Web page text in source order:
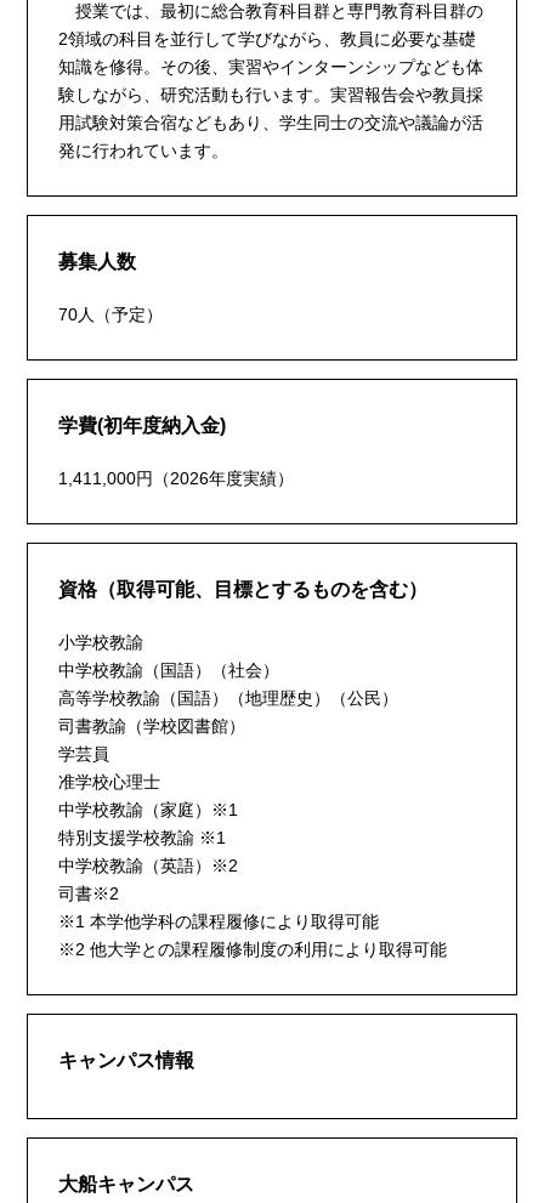
授業では、最初に総合教育科目群と専門教育科目群の
2領域の科目を並行して学びながら、教員に必要な基礎
知識を修得。その後、実習やインターンシップなども体
験しながら、研究活動も行います。実習報告会や教員採
用試験対策合宿などもあり、学生同士の交流や議論が活
発に行われています。
募集人数
70人（予定）
学費(初年度納入金)
1,411,000円（2026年度実績）
資格（取得可能、目標とするものを含む）
小学校教諭
中学校教諭（国語）（社会）
高等学校教諭（国語）（地理歴史）（公民）
司書教諭（学校図書館）
学芸員
准学校心理士
中学校教諭（家庭）※1
特別支援学校教諭 ※1
中学校教諭（英語）※2
司書※2
※1 本学他学科の課程履修により取得可能
※2 他大学との課程履修制度の利用により取得可能
キャンパス情報
大船キャンパス